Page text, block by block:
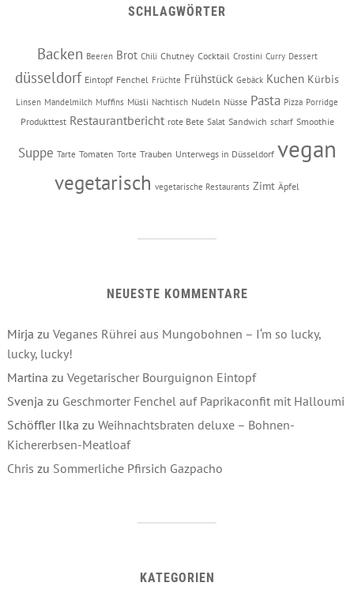
SCHLAGWÖRTER
Backen Beeren Brot Chili Chutney Cocktail Crostini Curry Dessert
düsseldorf Eintopf Fenchel Früchte Frühstück Gebäck Kuchen Kürbis
Linsen Mandelmilch Muffins Müsli Nachtisch Nudeln Nüsse Pasta Pizza Porridge
Produkttest Restaurantbericht rote Bete Salat Sandwich scharf Smoothie
Suppe Tarte Tomaten Torte Trauben Unterwegs in Düsseldorf vegan
vegetarisch vegetarische Restaurants Zimt Äpfel
NEUESTE KOMMENTARE
Mirja zu Veganes Rührei aus Mungobohnen – I‘m so lucky,
lucky, lucky!
Martina zu Vegetarischer Bourguignon Eintopf
Svenja zu Geschmorter Fenchel auf Paprikaconfit mit Halloumi
Schöffler Ilka zu Weihnachtsbraten deluxe – Bohnen-
Kichererbsen-Meatloaf
Chris zu Sommerliche Pfirsich Gazpacho
KATEGORIEN